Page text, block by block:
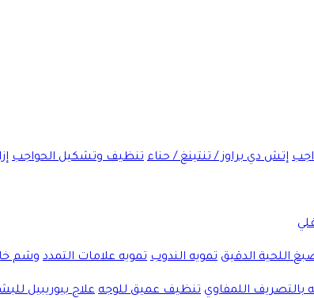
إتش دي براوز / تنتينغ / حناء تنظيف وتشكيل الحواجب
اللحية الدقيق تمويه الندوب تمويه علامات التمدد وشم
بالتصريف اللمفاوي تنظيف عميق للوجه علاج بيوريبيل